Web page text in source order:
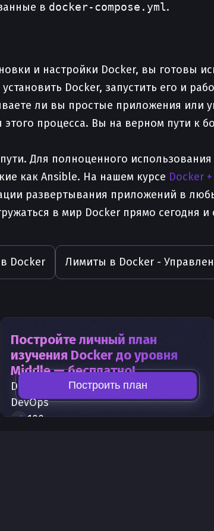
в docker-compose.yml.
и настройки Docker, вы готовы
Docker, запустить его и
ли вы простые приложения или
процесса. Вы на верном пути к
Для полноценного
как Ansible. На нашем курсе Docker
развертывания приложений в
в мир Docker прямо сегодня и
Docker
Постройте личный план
изучения Dockerдо уровня
Middle — бесплатно!
Docker
— часть карты развития
DevOps
100+шагов развития
Построить план